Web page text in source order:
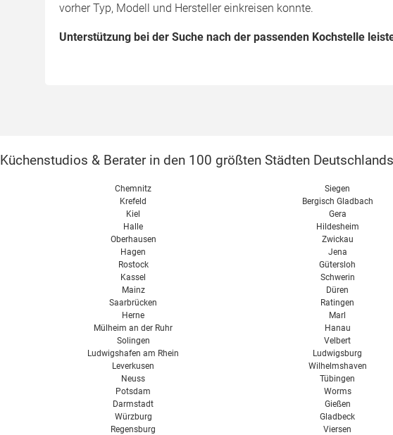
vorher Typ, Modell und Hersteller einkreisen konnte.
Unterstützung bei der Suche nach der passenden Kochstelle
Küchenstudios & Berater in den 100 größten Städten
Chemnitz
Krefeld
Kiel
Halle
Oberhausen
Hagen
Rostock
Kassel
Mainz
Saarbrücken
Herne
Mülheim an der Ruhr
Solingen
Ludwigshafen am Rhein
Leverkusen
Neuss
Potsdam
Darmstadt
Würzburg
Regensburg
Siegen
Bergisch Gladbach
Gera
Hildesheim
Zwickau
Jena
Gütersloh
Schwerin
Düren
Ratingen
Marl
Hanau
Velbert
Ludwigsburg
Wilhelmshaven
Tübingen
Worms
Gießen
Gladbeck
Viersen